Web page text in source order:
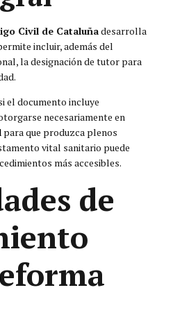
Civil de Cataluñadesarrolla
incluir, además del
la designación de tutor para
el documento incluye
necesariamente en
para que produzca plenos
vital sanitario puede
más accesibles.
de